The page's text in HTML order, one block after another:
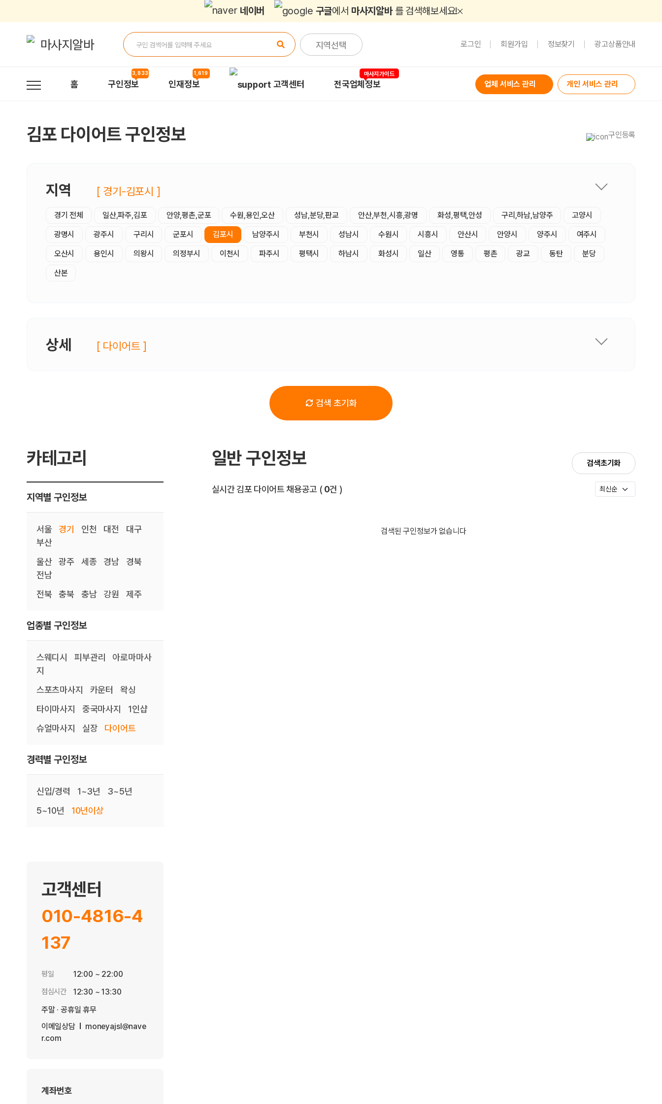
네이버 구글에서 마사지알바 를 검색해보세요!
지역선택 로그인 회원가입 정보찾기 광고상품안내
홈 구인정보
3,833
인재정보
1,619
고객센터 전국업체정보
마사지가이드
업체 서비스 관리 개인 서비스 관리
김포 다이어트 구인정보 구인등록
지역 [ 경기-김포시 ]
경기 전체 일산,파주,김포 안양,평촌,군포 수원,용인,오산 성남,분당,판교 안산,부천,시흥,광명 화성,평택,안성 구리,하남,남양주 고양시
광명시 광주시 구리시 군포시 김포시 남양주시 부천시 성남시 수원시 시흥시 안산시 안양시 양주시 여주시
오산시 용인시 의왕시 의정부시 이천시 파주시 평택시 하남시 화성시 일산 영통 평촌 광교 동탄 분당
산본
상세 [ 다이어트 ]
검색 초기화
카테고리
지역별 구인정보
서울 경기 인천 대전
대구
부산
울산
광주 세종 경남
경북
전남
전북
충북 충남 강원 제주
업종별 구인정보
스웨디시 피부관리
아로마마사
지
스포츠마사지
카운터
왁싱
타이마사지
중국마사지
1인샵
슈얼마사지
실장 다이어트
경력별 구인정보
신입/경력 1~3년
3~5년
5~10년
10년이상
고객센터
010-4816-4
137
평일 12:00 ~ 22:00
점심시간
12:30 ~ 13:30
주말 · 공휴일 휴무
이메일상담
moneyajsl@nave
r.com
계좌번호
일반 구인정보 검색초기화
실시간 김포 다이어트 채용공고 전체 목록
( 0건 )
검색된 구인정보가 없습니다